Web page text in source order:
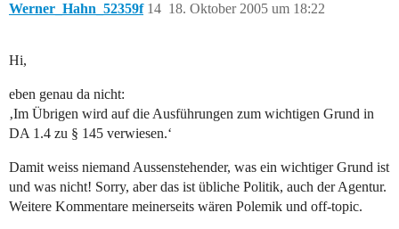
Werner_Hahn_52359f 18. Oktober 2005 um 18:22
14
Hi,
eben genau da nicht:
‚Im Übrigen wird auf die Ausführungen zum wichtigen Grund in
DA 1.4 zu § 145 verwiesen.‘
Damit weiss niemand Aussenstehender, was ein wichtiger Grund ist
und was nicht! Sorry, aber das ist übliche Politik, auch der Agentur.
Weitere Kommentare meinerseits wären Polemik und off-topic.